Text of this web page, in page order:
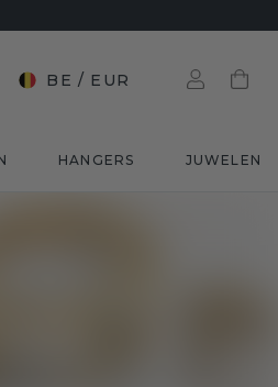
BE / EUR
HANGERS JUWELEN